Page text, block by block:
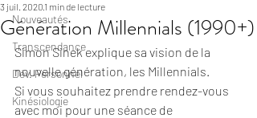
Nouveautés
Transcendance
Dév. Personnel
Kinésiologie
Génération Millennials (1990+)
3 juil. 2020 1 min de lecture
Simon Sinek explique sa vision de la
nouvelle génération, les Millennials.
Si vous souhaitez prendre rendez-vous
avec moi pour une séance de